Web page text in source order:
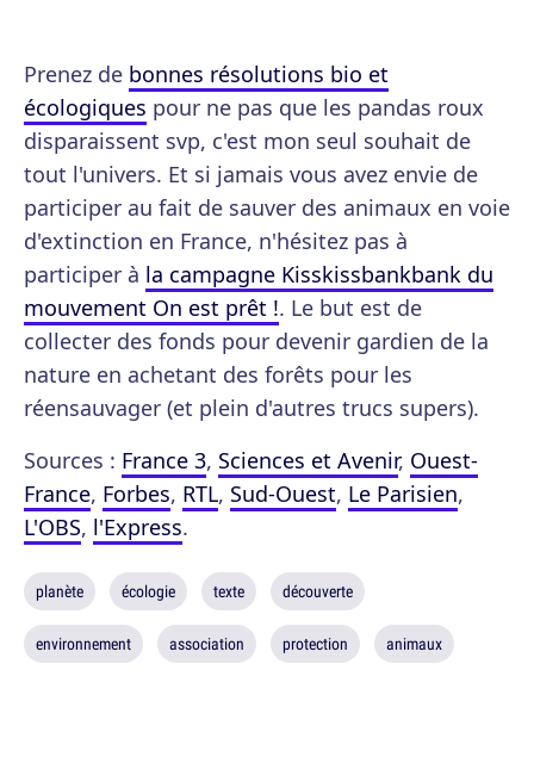
Prenez de bonnes résolutions bio et
écologiques pour ne pas que les pandas roux
disparaissent svp, c'est mon seul souhait de
tout l'univers. Et si jamais vous avez envie de
participer au fait de sauver des animaux en voie
d'extinction en France, n'hésitez pas à
participer à la campagne Kisskissbankbank du
mouvement On est prêt !. Le but est de
collecter des fonds pour devenir gardien de la
nature en achetant des forêts pour les
réensauvager (et plein d'autres trucs supers).
Sources : France 3, Sciences et Avenir, Ouest-
France, Forbes, RTL, Sud-Ouest, Le Parisien,
L'OBS, l'Express.
planète écologie texte découverte
environnement association protection animaux